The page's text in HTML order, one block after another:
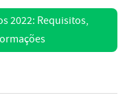
2022: Requisitos,